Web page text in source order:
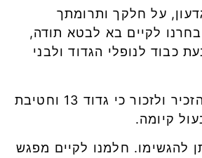
להודות לך בשמי ובשם כל חברי עמותת גדוד 13- גדוד גדעון, על חלקך ותרומתך
גולני. המפגש אותו בחרנו לקיים בא לבטא תודה,
כבוד לנופלי הגדוד ולבני
חשבנו והאמנו שהמעט שבמעט שחשוב כי נעשה סביב אירועי 70 שנה למדינה, הוא להזכיר ולזכור כי גדוד 13 וחטיבת
קיומה.
להגשימו. חלמנו לקיים מפגש